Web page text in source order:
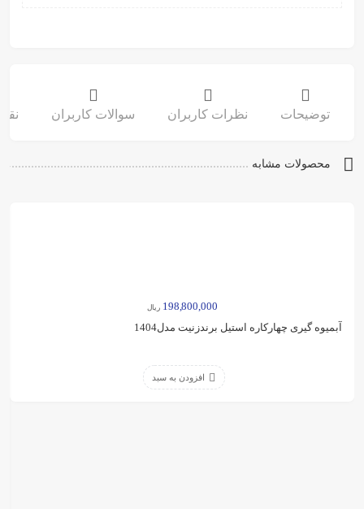
توضیحات نظرات کاربران سوالات کاربران
محصولات مشابه
198,800,000 ریال
آبمیوه گیری چهارکاره استیل برندزنیت مدل1404
افزودن به سبد